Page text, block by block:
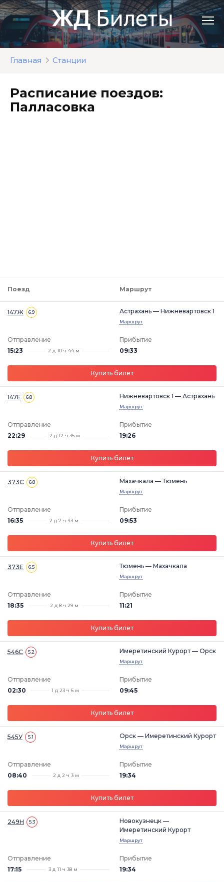
Перейти
к
контенту
Главная Станции
Расписание поездов:
Палласовка
Поезд Маршрут
147Ж 6.9 Астрахань — Нижневартовск 1
Маршрут
Отправление
15:23
2 д 10 ч 44 м
Прибытие
09:33
Купить билет
147Е 6.8 Нижневартовск 1 — Астрахань
Маршрут
Отправление
22:29
2 д 12 ч 35 м
Прибытие
19:26
Купить билет
373С 6.8 Махачкала — Тюмень
Маршрут
Отправление
16:35
2 д 7 ч 43 м
Прибытие
09:53
Купить билет
373Е 6.5 Тюмень — Махачкала
Маршрут
Отправление
18:35
2 д 8 ч 29 м
Прибытие
11:21
Купить билет
546С 5.2 Имеретинский Курорт — Орск
Маршрут
Отправление
02:30
1 д 23 ч 5 м
Прибытие
09:45
Купить билет
545У 5.1 Орск — Имеретинский Курорт
Маршрут
Отправление
08:40
2 д 2 ч 3 м
Прибытие
19:34
Купить билет
249Н 5.3
Новокузнецк —
Имеретинский Курорт
Маршрут
Отправление
17:15
3 д 11 ч 38 м
Прибытие
19:34